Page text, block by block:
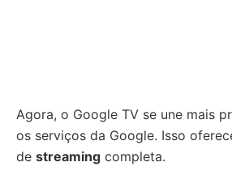
Agora, o Google TV se une mais
os serviços da Google. Isso
de streaming completa.